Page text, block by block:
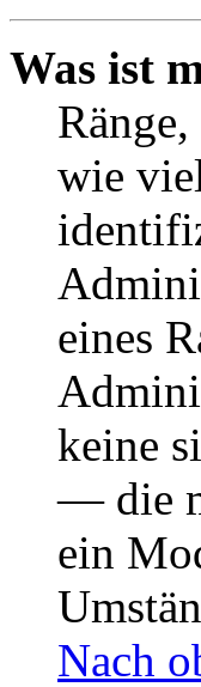
Was ist
wie
eines
keine
— die
ein
Nach